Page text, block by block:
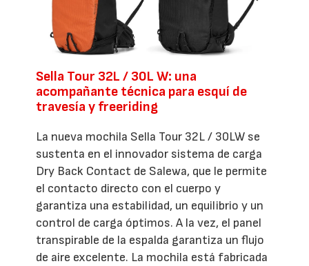
Sella Tour 32L / 30L W: una
acompañante técnica para esquí de
travesía y freeriding
La nueva mochila Sella Tour 32L / 30LW se
sustenta en el innovador sistema de carga
Dry Back Contact de Salewa, que le permite
el contacto directo con el cuerpo y
garantiza una estabilidad, un equilibrio y un
control de carga óptimos. A la vez, el panel
transpirable de la espalda garantiza un flujo
de aire excelente. La mochila está fabricada